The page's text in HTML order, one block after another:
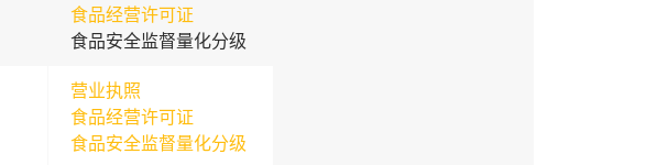
食品经营许可证
食品安全监督量化分级
营业执照
食品经营许可证
食品安全监督量化分级